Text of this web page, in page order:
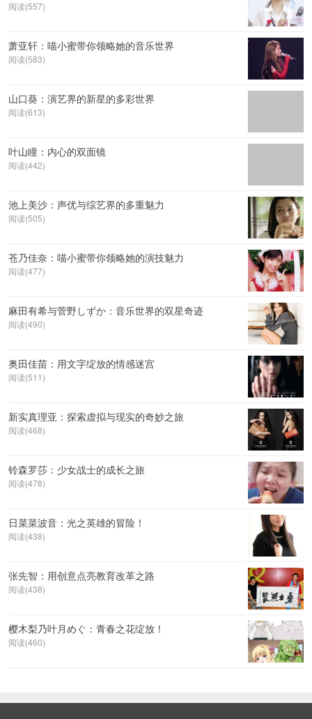
阅读(557)
萧亚轩：喵小蜜带你领略她的音乐世界
阅读(583)
山口葵：演艺界的新星的多彩世界
阅读(613)
叶山瞳：内心的双面镜
阅读(442)
池上美沙：声优与综艺界的多重魅力
阅读(505)
苍乃佳奈：喵小蜜带你领略她的演技魅力
阅读(477)
麻田有希与菅野しずか：音乐世界的双星奇迹
阅读(490)
奥田佳苗：用文字绽放的情感迷宫
阅读(511)
新实真理亚：探索虚拟与现实的奇妙之旅
阅读(468)
铃森罗莎：少女战士的成长之旅
阅读(478)
日菜菜波音：光之英雄的冒险！
阅读(438)
张先智：用创意点亮教育改革之路
阅读(438)
樱木梨乃叶月めぐ：青春之花绽放！
阅读(460)